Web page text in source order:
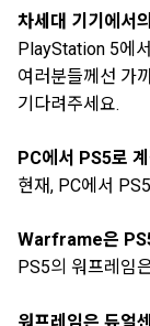
차세대 기기에서
PlayStation 5에
여러분들께선 가
기다려주세요.
PC에서 PS5로
현재, PC에서
Warframe은
PS5의 워프레임
워프레임은 듀얼